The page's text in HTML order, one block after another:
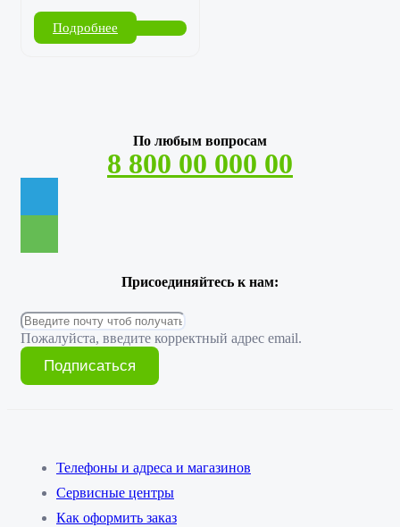
Подробнее
По любым вопросам
8 800 00 000 00
Присоединяйтесь к нам:
Пожалуйста, введите корректный адрес email.
Подписаться
Телефоны и адреса и магазинов
Сервисные центры
Как оформить заказ